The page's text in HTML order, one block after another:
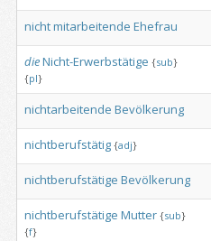
nichtmitarbeitende Ehefrau
dieNicht-Erwerbstätige {sub}
{pl}
nichtarbeitende Bevölkerung
nichtberufstätig {adj}
nichtberufstätige Bevölkerung
nichtberufstätige Mutter {sub}
{f}